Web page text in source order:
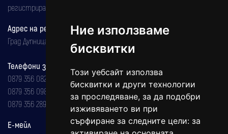
Ние използваме
бисквитки
Този уебсайт използва
бисквитки и други технологии
за проследяване, за да подобри
изживяването ви при
сърфиране за следните цели: за
регистрирана на 08.05.2002 година.
Адрес на редакцията
Град Дупница, ул.''Христо Ботев" 43
Телефони за реклама и абонаменти
0879 356 082
0879 356 098
0879 356 289
Е-мейл